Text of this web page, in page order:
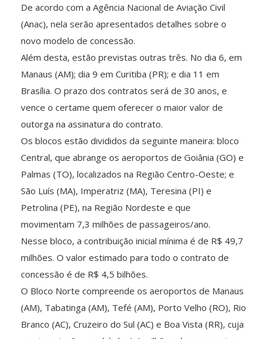
De acordo com a Agência Nacional de Aviação Civil
(Anac), nela serão apresentados detalhes sobre o
novo modelo de concessão.
Além desta, estão previstas outras três. No dia 6, em
Manaus (AM); dia 9 em Curitiba (PR); e dia 11 em
Brasília. O prazo dos contratos será de 30 anos, e
vence o certame quem oferecer o maior valor de
outorga na assinatura do contrato.
Os blocos estão divididos da seguinte maneira: bloco
Central, que abrange os aeroportos de Goiânia (GO) e
Palmas (TO), localizados na Região Centro-Oeste; e
São Luís (MA), Imperatriz (MA), Teresina (PI) e
Petrolina (PE), na Região Nordeste e que
movimentam 7,3 milhões de passageiros/ano.
Nesse bloco, a contribuição inicial mínima é de R$ 49,7
milhões. O valor estimado para todo o contrato de
concessão é de R$ 4,5 bilhões.
O Bloco Norte compreende os aeroportos de Manaus
(AM), Tabatinga (AM), Tefé (AM), Porto Velho (RO), Rio
Branco (AC), Cruzeiro do Sul (AC) e Boa Vista (RR), cuja